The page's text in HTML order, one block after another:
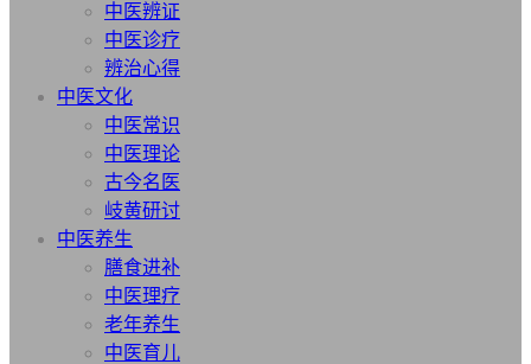
中医辨证
中医诊疗
辨治心得
中医文化
中医常识
中医理论
古今名医
岐黄研讨
中医养生
膳食进补
中医理疗
老年养生
中医育儿